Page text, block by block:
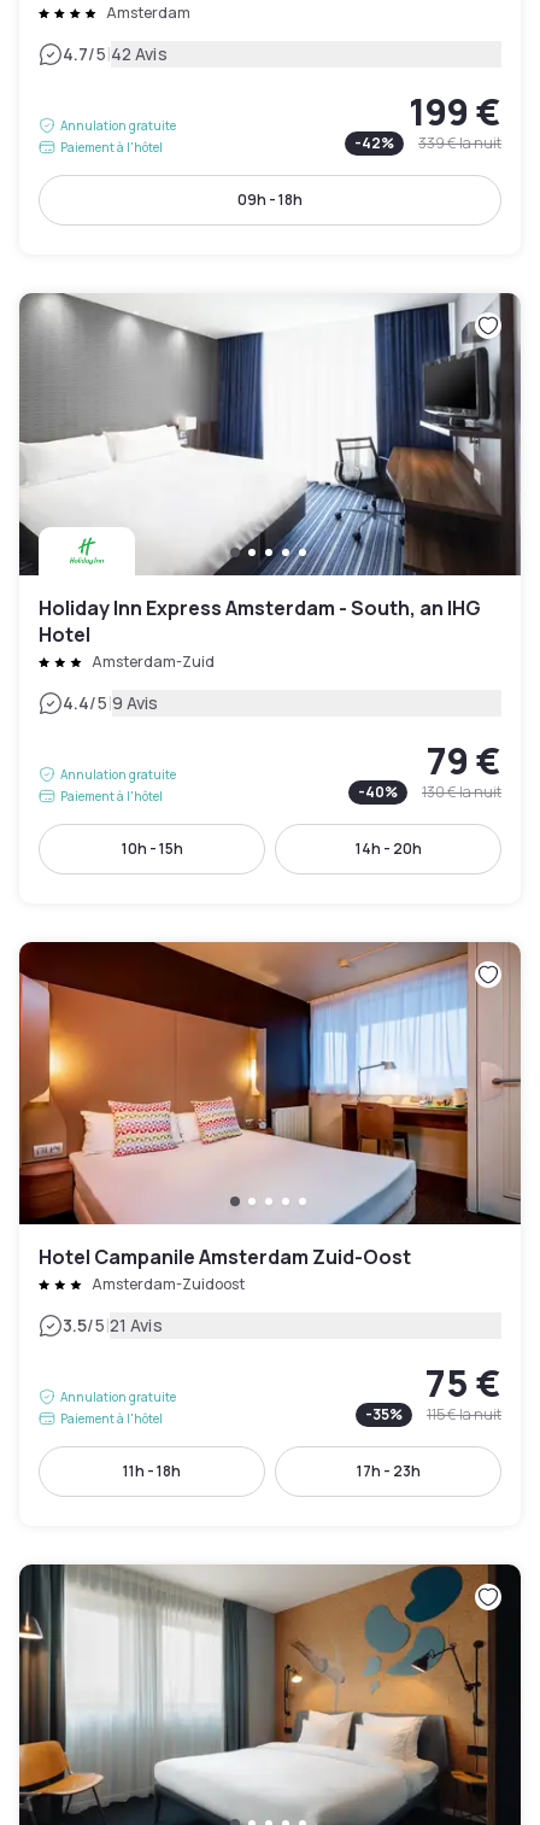
Amsterdam
4.7/5|42 Avis
Annulation gratuite
Paiement à l'hôtel
199 €
-42% 339 €la nuit
09h - 18h
Holiday Inn Express Amsterdam - South, an IHG
Hotel
Amsterdam-Zuid
4.4/5|9 Avis
Annulation gratuite
Paiement à l'hôtel
79 €
-40% 130 €la nuit
10h - 15h 14h - 20h
Hotel Campanile Amsterdam Zuid-Oost
Amsterdam-Zuidoost
3.5/5|21 Avis
Annulation gratuite
Paiement à l'hôtel
75 €
-35% 115 €la nuit
11h - 18h 17h - 23h